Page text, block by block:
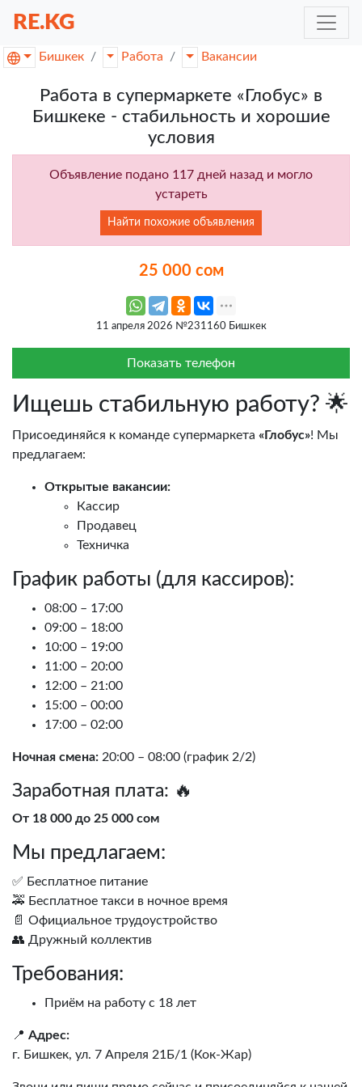
RE.KG
Бишкек Работа Вакансии
Работа в супермаркете «Глобус» в
Бишкеке - стабильность и хорошие
условия
Объявление подано 117 дней назад и могло
устареть
Найти похожие объявления
25 000 сом
11 апреля 2026 №231160 Бишкек
Показать телефон
Ищешь стабильную работу? 🌟
Присоединяйся к команде супермаркета «Глобус»! Мы
предлагаем:
Открытые вакансии:
Кассир
Продавец
Техничка
График работы (для кассиров):
08:00 – 17:00
09:00 – 18:00
10:00 – 19:00
11:00 – 20:00
12:00 – 21:00
15:00 – 00:00
17:00 – 02:00
Ночная смена: 20:00 – 08:00 (график 2/2)
Заработная плата: 🔥
От 18 000 до 25 000 сом
Мы предлагаем:
✅ Бесплатное питание
🚕 Бесплатное такси в ночное время
📄 Официальное трудоустройство
👥 Дружный коллектив
Требования:
Приём на работу с 18 лет
📍 Адрес:
г. Бишкек, ул. 7 Апреля 21Б/1 (Кок-Жар)